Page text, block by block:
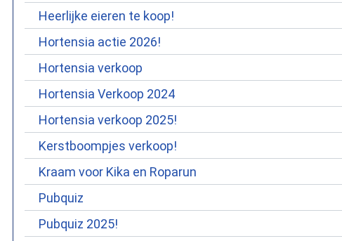
Heerlijke eieren te koop!
Hortensia actie 2026!
Hortensia verkoop
Hortensia Verkoop 2024
Hortensia verkoop 2025!
Kerstboompjes verkoop!
Kraam voor Kika en Roparun
Pubquiz
Pubquiz 2025!